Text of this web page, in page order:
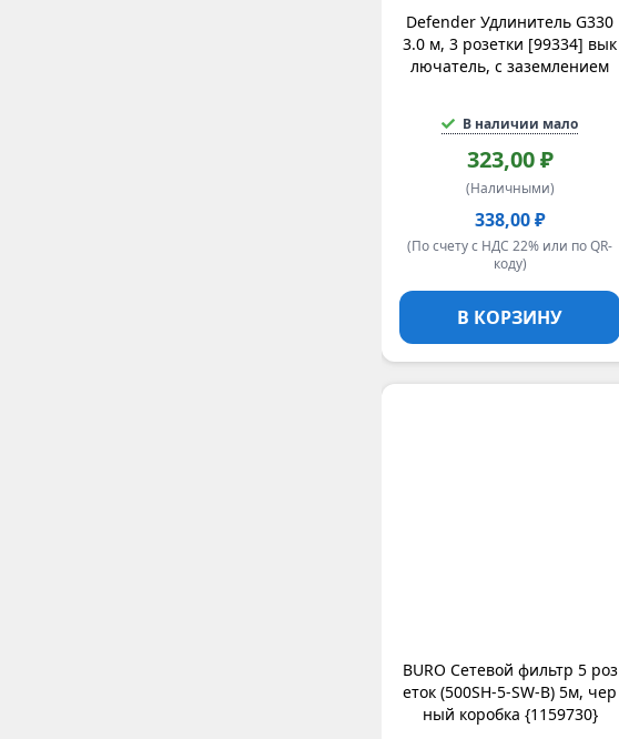
Defender Удлинитель G330
3.0 м, 3 розетки [99334] вык
лючатель, с заземлением
В наличии мало
323,00 ₽
(Наличными)
338,00 ₽
(По счету с НДС 22% или по QR-
коду)
В КОРЗИНУ
BURO Сетевой фильтр 5 роз
еток (500SH-5-SW-B) 5м, чер
ный коробка {1159730}